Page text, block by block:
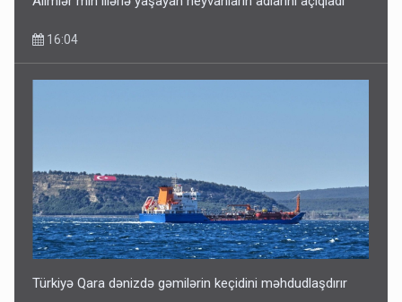
16:04
Türkiyə Qara dənizdə gəmilərin keçidini məhdudlaşdırır